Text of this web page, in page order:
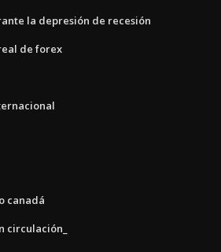
la depresión de recesión
de forex
canadá
circulación_